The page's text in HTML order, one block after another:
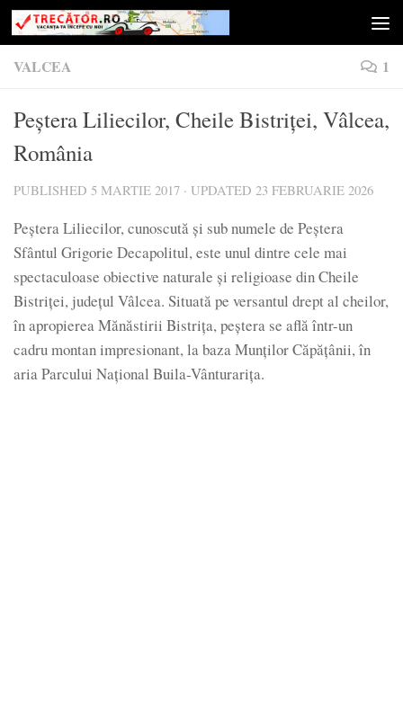
Skip to content
VALCEA 1
Peștera Liliecilor, Cheile Bistriței, Vâlcea,
România
PUBLISHED 5 MARTIE 2017 · UPDATED 23 FEBRUARIE 2026
Peștera Liliecilor, cunoscută și sub numele de Peștera
Sfântul Grigorie Decapolitul, este unul dintre cele mai
spectaculoase obiective naturale și religioase din Cheile
Bistriței, județul Vâlcea. Situată pe versantul drept al cheilor,
în apropierea Mănăstirii Bistrița, peștera se află într-un
cadru montan impresionant, la baza Munților Căpățânii, în
aria Parcului Național Buila-Vânturarița.